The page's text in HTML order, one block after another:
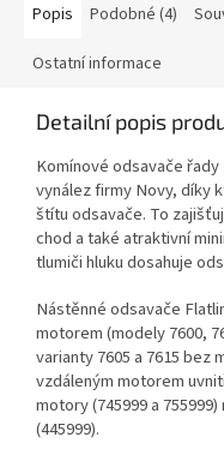
Popis Podobné (4)
Ostatní informace
Detailní popis
Komínové odsavače
vynález firmy Novy, díky
štítu odsavače. To
chod a také atraktivní
tlumiči hluku dosahuje
Nástěnné odsavače
motorem (modely 7600,
varianty 7605 a 7615 bez
vzdáleným motorem
motory (745999 a
(445999).